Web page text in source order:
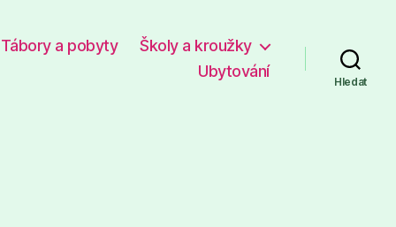
Tábory a pobyty
Školy a kroužky
Ubytování
Hledat